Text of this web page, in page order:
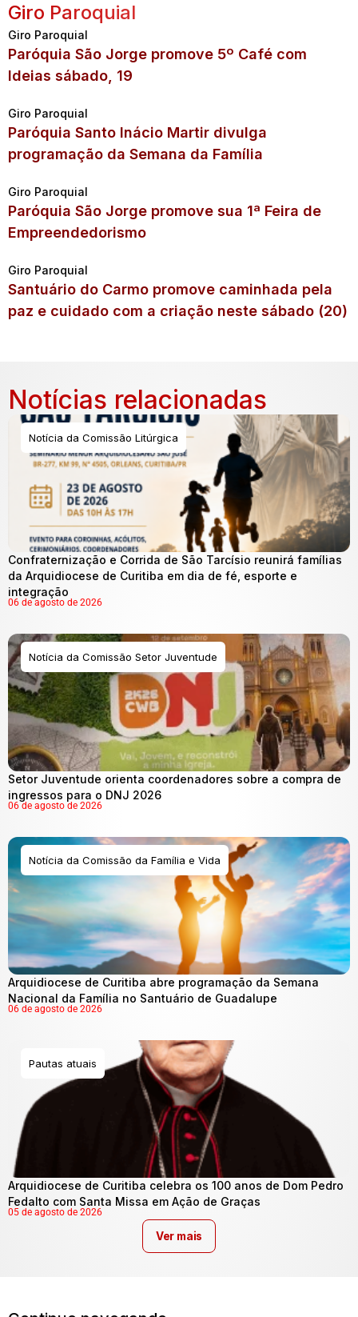
Giro Paroquial
Giro Paroquial
Paróquia São Jorge promove 5º Café com
Ideias sábado, 19
Giro Paroquial
Paróquia Santo Inácio Martir divulga
programação da Semana da Família
Giro Paroquial
Paróquia São Jorge promove sua 1ª Feira de
Empreendedorismo
Giro Paroquial
Santuário do Carmo promove caminhada pela
paz e cuidado com a criação neste sábado (20)
Notícias relacionadas
Notícia da Comissão Litúrgica
Confraternização e Corrida de São Tarcísio reunirá famílias
da Arquidiocese de Curitiba em dia de fé, esporte e
integração
06 de agosto de 2026
Notícia da Comissão Setor Juventude
Setor Juventude orienta coordenadores sobre a compra de
ingressos para o DNJ 2026
06 de agosto de 2026
Notícia da Comissão da Família e Vida
Arquidiocese de Curitiba abre programação da Semana
Nacional da Família no Santuário de Guadalupe
06 de agosto de 2026
Pautas atuais
Arquidiocese de Curitiba celebra os 100 anos de Dom Pedro
Fedalto com Santa Missa em Ação de Graças
05 de agosto de 2026
Ver mais